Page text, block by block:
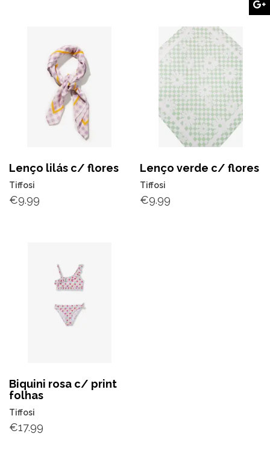
Lenço lilás c/ flores
Tiffosi
€9.99
Lenço verde c/ flores
Tiffosi
€9.99
Biquini rosa c/ print
folhas
Tiffosi
€17.99